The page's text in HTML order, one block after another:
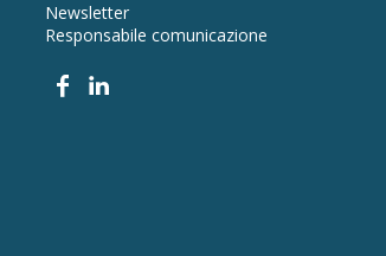
Newsletter
Responsabile comunicazione